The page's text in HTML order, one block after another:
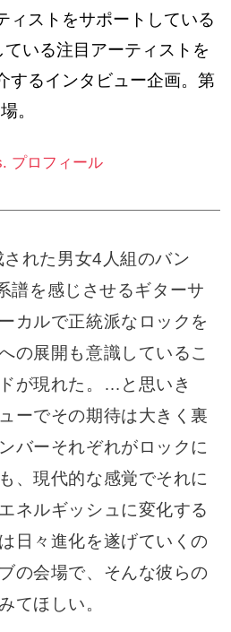
ィストをサポートしている
ている注目アーティストを
するインタビュー企画。第
。
プロフィール
れた男女4人組のバン
譜を感じさせるギターサ
カルで正統派なロックを
の展開も意識しているこ
が現れた。…と思いき
ーでその期待は大きく裏
バーそれぞれがロックに
、現代的な感覚でそれに
ネルギッシュに変化する
日々進化を遂げていくの
の会場で、そんな彼らの
てほしい。